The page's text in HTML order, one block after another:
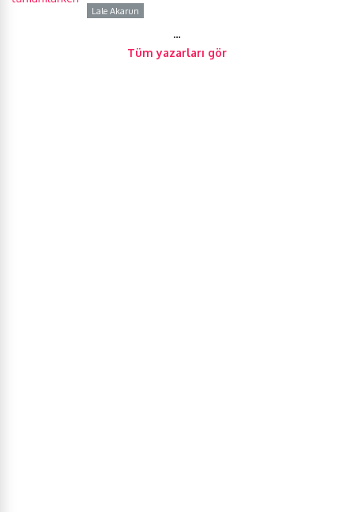
Lale Akarun
…
Tüm yazarları gör